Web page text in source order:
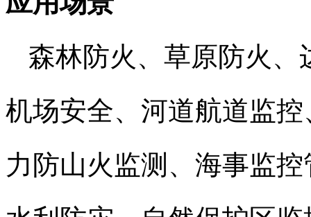
森林防火、草原防火、
机场安全、河道航道监
力防山火监测、海事监